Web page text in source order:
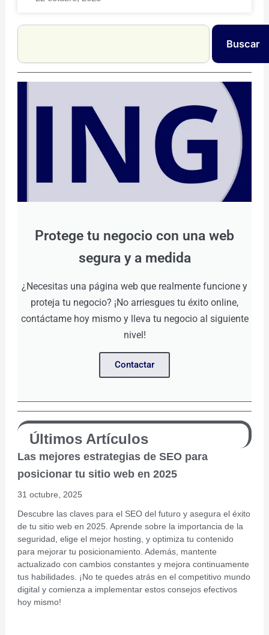
Search
Buscar
Protege tu negocio con una web
segura y a medida
¿Necesitas una página web que realmente funcione y
proteja tu negocio? ¡No arriesgues tu éxito online,
contáctame hoy mismo y lleva tu negocio al siguiente
nivel!
Contactar
Últimos Artículos
Las mejores estrategias de SEO para
posicionar tu sitio web en 2025
31 octubre, 2025
Descubre las claves para el SEO del futuro y asegura el éxito
de tu sitio web en 2025. Aprende sobre la importancia de la
seguridad, elige el mejor hosting, y optimiza tu contenido
para mejorar tu posicionamiento. Además, mantente
actualizado con cambios constantes y mejora continuamente
tus habilidades. ¡No te quedes atrás en el competitivo mundo
digital y comienza a implementar estos consejos efectivos
hoy mismo!